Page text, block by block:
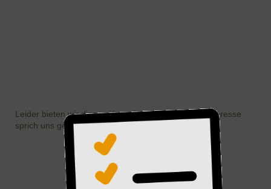
Leider bieten wir diesen Kurs aktuell nicht an. Bei Interesse
sprich uns gerne an.